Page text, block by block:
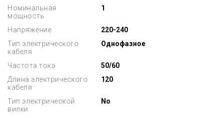
Номинальная
мощность
1
Напряжение
220-240
Тип электрического
кабеля
Однофазное
Частота тока
50/60
Длина электрического
кабеля
120
Тип электрической
вилки
No